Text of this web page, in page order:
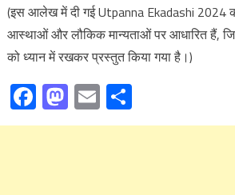
(इस आलेख में दी गई Utpanna Ekadashi 2024 की
आस्थाओं और लौकिक मान्यताओं पर आधारित हैं,
को ध्यान में रखकर प्रस्तुत किया गया है।)
Facebook
Mastodon
EmailShare